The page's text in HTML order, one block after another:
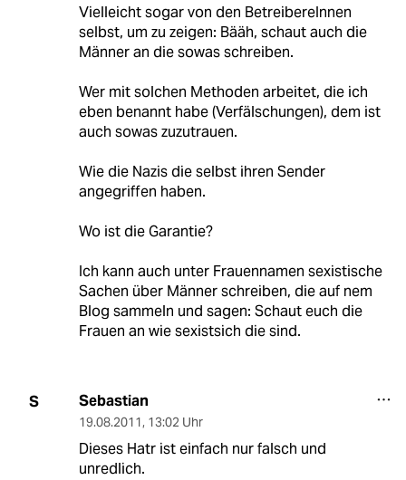
Vielleicht sogar von den BetreibereInnen
selbst, um zu zeigen: Bääh, schaut auch die
Männer an die sowas schreiben.
Wer mit solchen Methoden arbeitet, die ich
eben benannt habe (Verfälschungen), dem ist
auch sowas zuzutrauen.
Wie die Nazis die selbst ihren Sender
angegriffen haben.
Wo ist die Garantie?
Ich kann auch unter Frauennamen sexistische
Sachen über Männer schreiben, die auf nem
Blog sammeln und sagen: Schaut euch die
Frauen an wie sexistsich die sind.
S Sebastian
19.08.2011, 13:02 Uhr
Dieses Hatr ist einfach nur falsch und
unredlich.